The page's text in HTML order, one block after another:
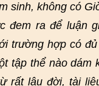
sinh, không có
đem ra để luận
trường hợp có
tập thể nào
rất lâu đời, tài